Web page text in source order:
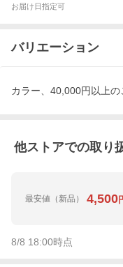
お届け日指定可
バリエーション
カラー、40,000円以上
他ストアでの取り
最安値 （新品） 4,500
8/8 18:00時点